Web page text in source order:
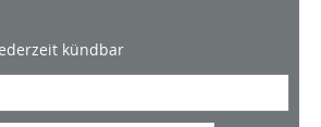
kündbar